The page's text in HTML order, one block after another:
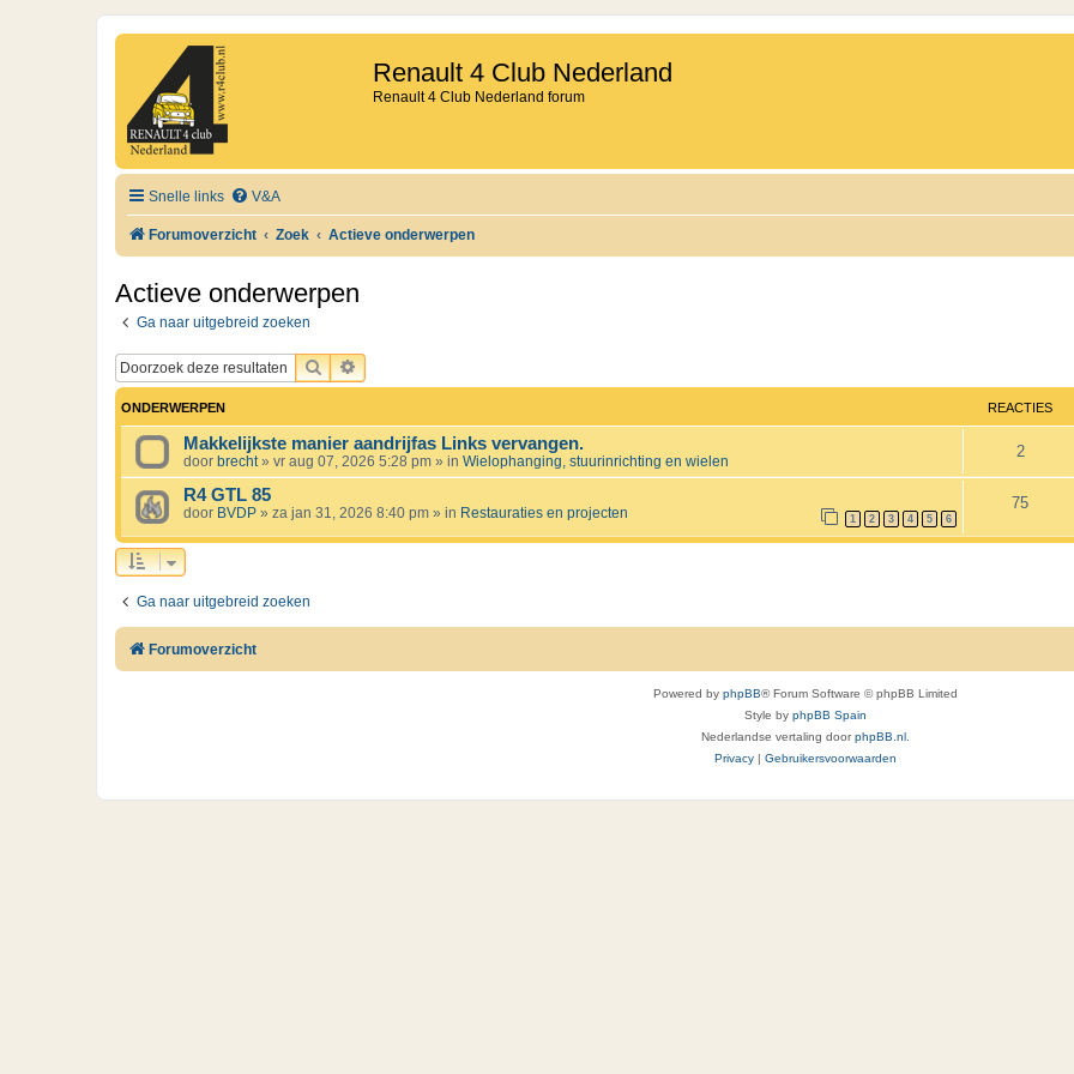
Renault 4 Club Nederland
Renault 4 Club Nederland forum
Snelle links V&A
Forumoverzicht Zoek Actieve onderwerpen
Actieve onderwerpen
Ga naar uitgebreid zoeken
ZOEKUITGEBREID ZOEKEN
ONDERWERPEN REACTIES
Makkelijkste manier aandrijfas Links vervangen.
door brecht» vr aug 07, 2026 5:28 pm » in Wielophanging, stuurinrichting en wielen
2R
i
R4 GTL 85
door BVDP » za jan 31, 2026 8:40 pm » in Restauraties en projecten 1 2 3 4 5 6
75R
e
i
Ga naar uitgebreid zoeken
Forumoverzicht
Powered by phpBB® Forum Software © phpBB Limited
Style by phpBB Spain
Nederlandse vertaling doorphpBB.nl
Privacy | Gebruikersvoorwaarden